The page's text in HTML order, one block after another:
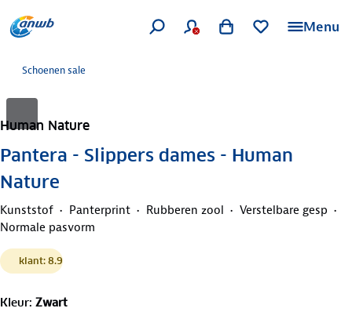
Menu
Schoenen sale
Human Nature
Pantera - Slippers dames - Human
Nature
Kunststof Panterprint Rubberen zool
Verstelbare gesp
Normale pasvorm
klant: 8.9
Kleur: Zwart